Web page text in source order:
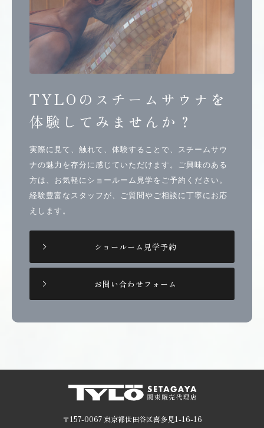
TYLOのスチームサウナを
体験してみませんか？
実際に見て、触れて、体験することで、スチームサウ
ナの魅力を存分に感じていただけます。ご興味のある
方は、お気軽にショールーム見学をご予約ください。
経験豊富なスタッフが、ご質問やご相談に丁寧にお応
えします。
ショールーム見学予約
お問い合わせフォーム
〒157-0067 東京都世田谷区喜多見1-16-16